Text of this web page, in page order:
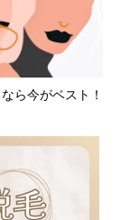
ら今がベスト！